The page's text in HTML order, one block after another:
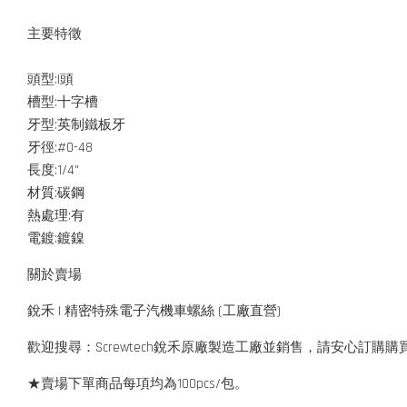
主要特徵
頭型:I頭
槽型:十字槽
牙型:英制鐵板牙
牙徑:#0-48
長度:1/4"
材質:碳鋼
熱處理:有
電鍍:鍍鎳
關於賣場
銳禾 | 精密特殊電子汽機車螺絲 (工廠直營)
歡迎搜尋：Screwtech銳禾原廠製造工廠並銷售，請安心訂購購
★賣場下單商品每項均為100pcs/包。